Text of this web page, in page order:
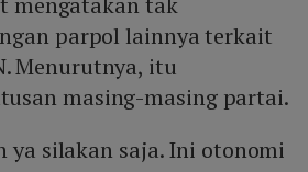
parpol lainnya terkait
Menurutnya, itu
masing-masing partai.
ya silakan saja. Ini otonomi